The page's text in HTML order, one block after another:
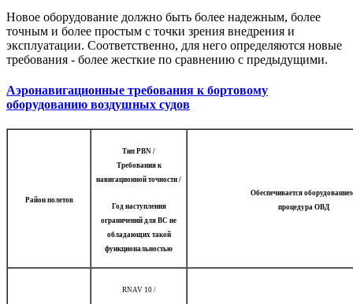
Новое оборудование должно быть более надежным, более
точным и более простым с точки зрения внедрения и
эксплуатации. Соответственно, для него определяются новые
требования - более жесткие по сравнению с предыдущими.
Аэронавигационные требования к бортовому
оборудованию воздушных судов
Район полетов
Тип PBN /
Требования к
навигационной точности /
Год наступления
ограничений для ВС не
обладающих такой
функциональностью
Обеспечивается
процедура ОВД
RNAV 10 /